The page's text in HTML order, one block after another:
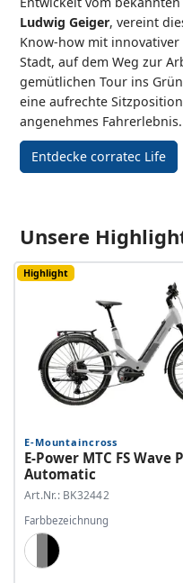
Ludwig Geiger, vereint
Know-how mit
Stadt, auf dem Weg zur
gemütlichen Tour ins
eine aufrechte
angenehmes Fahrerlebnis.
Entdecke corratec Life
Unsere
Highlight
E-Mountaincross
E-Power MTC FS Wave
Automatic
Art.Nr.: BK32442
Farbbezeichnung
White, Grey, Black